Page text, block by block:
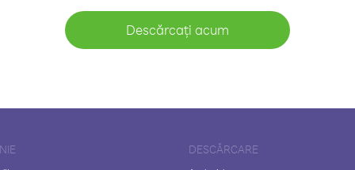
Descărcați acum
DESCĂRCARE